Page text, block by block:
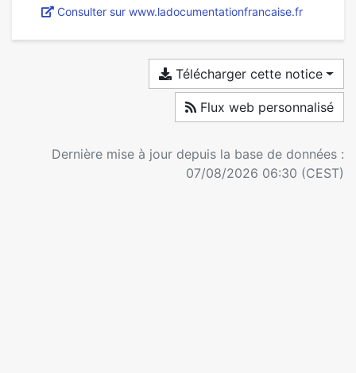
Consulter sur www.ladocumentationfrancaise.fr
Télécharger cette notice
Flux web personnalisé
Dernière mise à jour depuis la base de données :
07/08/2026 06:30 (CEST)